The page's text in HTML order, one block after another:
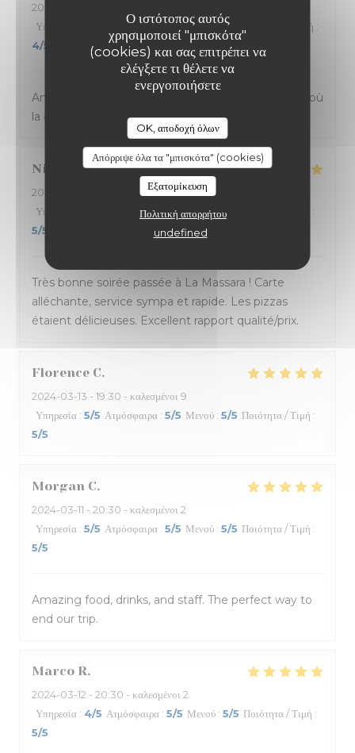
Ο ιστότοπος αυτός
χρησιμοποιεί "μπισκότα"
(cookies) και σας επιτρέπει να
ελέγξετε τι θέλετε να
ενεργοποιήσετε
OK, αποδοχή όλων
Απόρριψε όλα τα "μπισκότα" (cookies)
Εξατομίκευση
Πολιτική απορρήτου
undefined
2024-03-13
Υπηρεσία
Ατμόσφαιρα: 4/5 Μενού: 5 Ποιότητα / Τιμή :
4/5
Ambiance et service sympathique dans ce bistrot où
la cuisine sicilienne est goûteuse et joyeuse.
Nicolas B
2024-03-14
- 20:45 - καλεσμένοι 4
Υπηρεσία
Ατμόσφαιρα:5/5 Μενού: 5
:
5/5
Très bonne soirée passée à La Massara ! Carte
alléchante, service sympa et rapide. Les pizzas
étaient délicieuses. Excellent rapport qualité/prix.
Florence C
2024-03-13 - 19:30 - καλεσμένοι 9
Υπηρεσία : 5/5 Ατμόσφαιρα : 5/5 Μενού : 5/5 Ποιότητα / Τιμή :
5/5
Morgan C
2024-03-11 - 20:30 - καλεσμένοι 2
Υπηρεσία : 5/5 Ατμόσφαιρα : 5/5 Μενού : 5/5 Ποιότητα / Τιμή :
5/5
Amazing food, drinks, and staff. The perfect way to
end our trip.
Marco R
2024-03-12 - 20:30 - καλεσμένοι 2
Υπηρεσία : 4/5 Ατμόσφαιρα : 5/5 Μενού : 5/5 Ποιότητα / Τιμή :
5/5